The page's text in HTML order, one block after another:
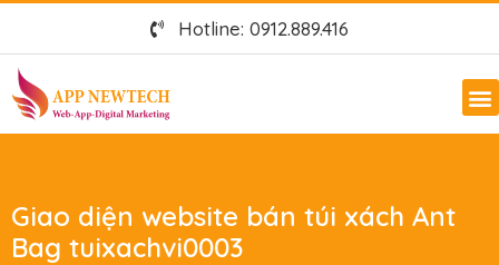
Hotline: 0912.889.416
Giao diện website bán túi xách Ant
Bag tuixachvi0003